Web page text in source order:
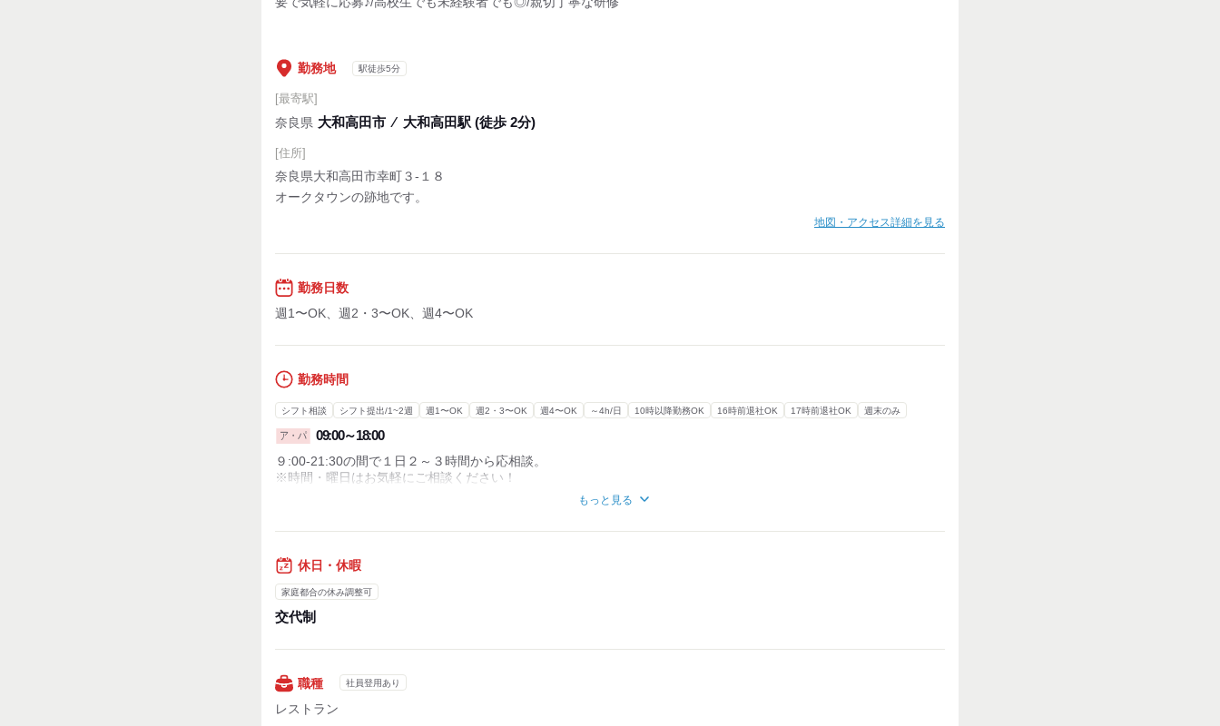
勤務地 駅徒歩5分
[最寄駅]
奈良県 大和高田市 ⁄ 大和高田駅 (徒歩 2分)
[住所]
奈良県大和高田市幸町３‐１８
オークタウンの跡地です。
地図・アクセス詳細を見る
勤務日数
週1〜OK、週2・3〜OK、週4〜OK
勤務時間
シフト相談 シフト提出/1~2週 週1〜OK 週2・3〜OK 週4〜OK ～4h/日 10時以降勤務OK 16時前退社OK 17時前退社OK 週末のみ
ア・パ 09:00～18:00
９:00-21:30の間で１日２～３時間から応相談。
※時間・曜日はお気軽にご相談ください！
◆ちょこっと入りたい人も、びっしり入りたい人も自由自在◆
・実働時間：1日あたり4時間
・平均所定労働時間：1ヵ月あたり30時間
もっと見る
休日・休暇
家庭都合の休み調整可
交代制
職種 社員登用あり
レストラン